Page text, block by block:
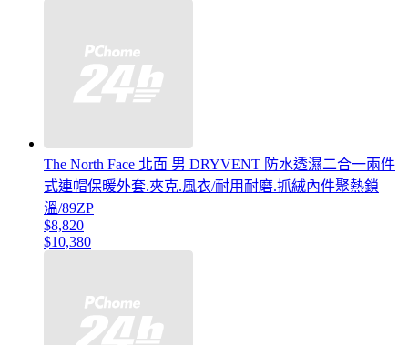
The North Face 北面 男 DRYVENT 防水透濕二合一兩件
式連帽保暖外套.夾克.風衣/耐用耐磨.抓絨內件聚熱鎖
溫/89ZP
$8,820
$10,380